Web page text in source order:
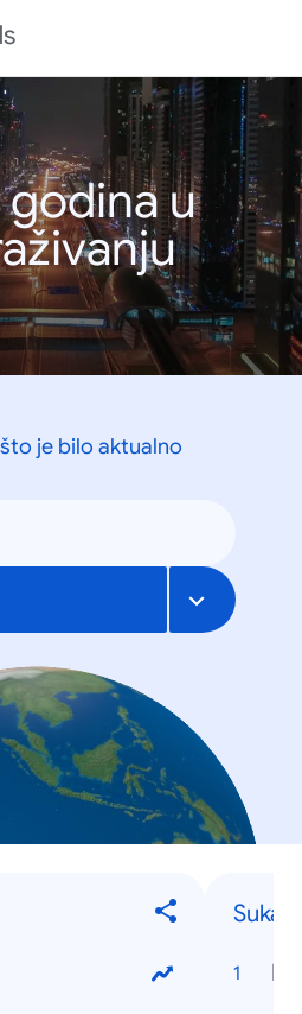
u
je bilo aktualno
Sukan